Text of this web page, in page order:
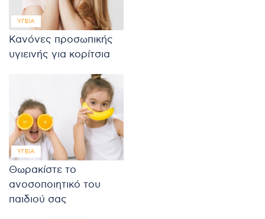
ΥΓΕΊΑ
Κανόνες προσωπικής
υγιεινής για κορίτσια
ΥΓΕΊΑ
Θωρακίστε το
ανοσοποιητικό του
παιδιού σας